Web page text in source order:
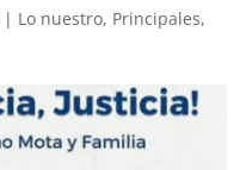
| Lo nuestro, Principales,